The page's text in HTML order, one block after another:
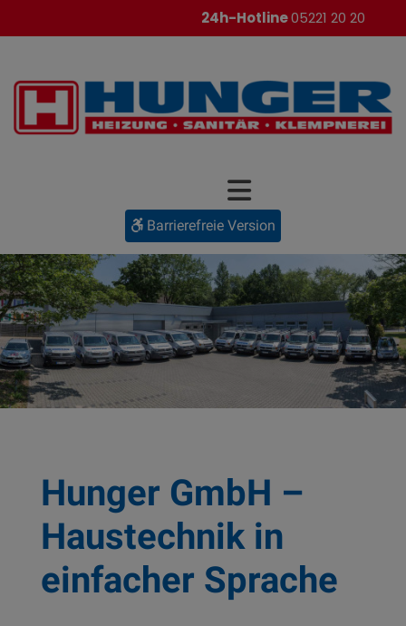
24h-Hotline05221 20 20
Barrierefreie Version
Hunger GmbH –
Haustechnik in
einfacher Sprache